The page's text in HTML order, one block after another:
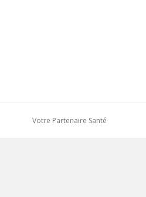
Votre Partenaire Santé